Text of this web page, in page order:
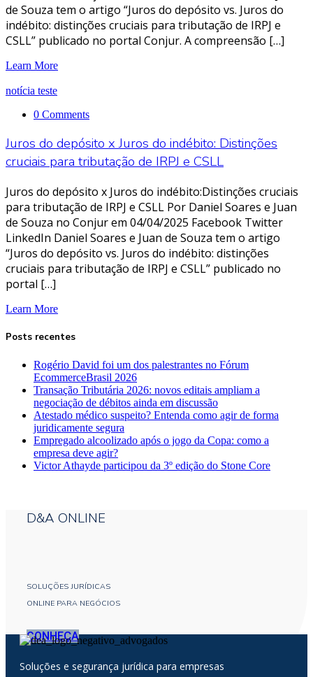
de Souza tem o artigo “Juros do depósito vs. Juros do
indébito: distinções cruciais para tributação de IRPJ e
CSLL” publicado no portal Conjur. A compreensão […]
Learn More
notícia teste
0 Comments
Juros do depósito x Juros do indébito: Distinções
cruciais para tributação de IRPJ e CSLL
Juros do depósito x Juros do indébito:Distinções cruciais
para tributação de IRPJ e CSLL Por Daniel Soares e Juan
de Souza no Conjur em 04/04/2025 Facebook Twitter
LinkedIn Daniel Soares e Juan de Souza tem o artigo
“Juros do depósito vs. Juros do indébito: distinções
cruciais para tributação de IRPJ e CSLL” publicado no
portal […]
Learn More
Posts recentes
Rogério David foi um dos palestrantes no Fórum
EcommerceBrasil 2026
Transação Tributária 2026: novos editais ampliam a
negociação de débitos ainda em discussão
Atestado médico suspeito? Entenda como agir de forma
juridicamente segura
Empregado alcoolizado após o jogo da Copa: como a
empresa deve agir?
Victor Athayde participou da 3º edição do Stone Core
D&A ONLINE
SOLUÇÕES JURÍDICAS
ONLINE PARA NEGÓCIOS
CONHEÇA
Soluções e segurança jurídica para empresas